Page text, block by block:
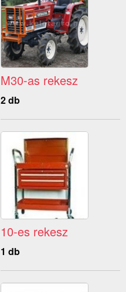
M30-as rekesz
2 db
10-es rekesz
1 db